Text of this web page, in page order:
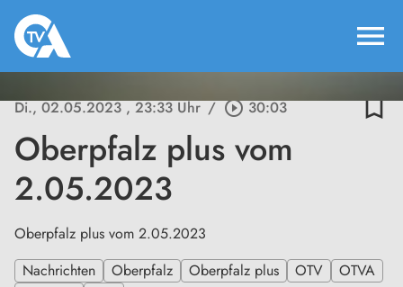
menu
Di., 02.05.2023, 23:33 Uhr / play_circle_outline30:03 bookmark_border
Oberpfalz plus vom
2.05.2023
Oberpfalz plus vom 2.05.2023
Nachrichten
Oberpfalz Oberpfalz plus OTV
OTVA